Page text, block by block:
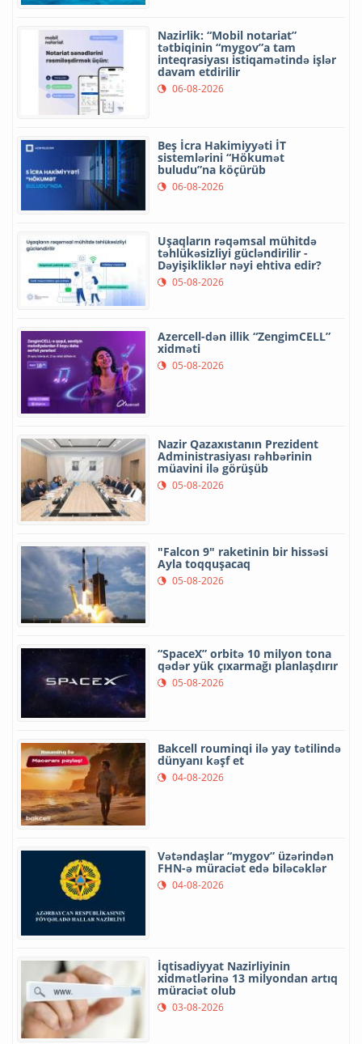
Nazirlik: “Mobil notariat”
tətbiqinin “mygov”a tam
inteqrasiyası istiqamətində işlər
davam etdirilir
06-08-2026
Beş İcra Hakimiyyəti İT
sistemlərini “Hökumət
buludu”na köçürüb
06-08-2026
Uşaqların rəqəmsal mühitdə
təhlükəsizliyi gücləndirilir -
Dəyişikliklər nəyi ehtiva edir?
05-08-2026
Azercell-dən illik “ZengimCELL”
xidməti
05-08-2026
Nazir Qazaxıstanın Prezident
Administrasiyası rəhbərinin
müavini ilə görüşüb
05-08-2026
"Falcon 9" raketinin bir hissəsi
Ayla toqquşacaq
05-08-2026
“SpaceX” orbitə 10 milyon tona
qədər yük çıxarmağı planlaşdırır
05-08-2026
Bakcell rouminqi ilə yay tətilində
dünyanı kəşf et
04-08-2026
Vətəndaşlar “mygov” üzərindən
FHN-ə müraciət edə biləcəklər
04-08-2026
İqtisadiyyat Nazirliyinin
xidmətlərinə 13 milyondan artıq
müraciət olub
03-08-2026